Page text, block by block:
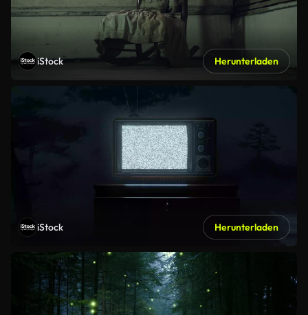
iStock Herunterladen
iStock Herunterladen